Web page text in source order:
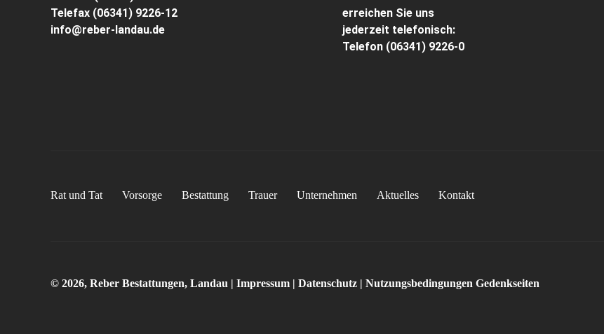
Telefax (06341) 9226-12
info@reber-landau.de
erreichen Sie uns
jederzeit telefonisch:
Telefon (06341) 9226-0
Rat und Tat Vorsorge Bestattung Trauer Unternehmen Aktuelles Kontakt
© 2026, Reber Bestattungen, Landau | Impressum | Datenschutz | Nutzungsbedingungen Gedenkseiten